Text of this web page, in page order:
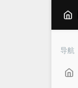
导航